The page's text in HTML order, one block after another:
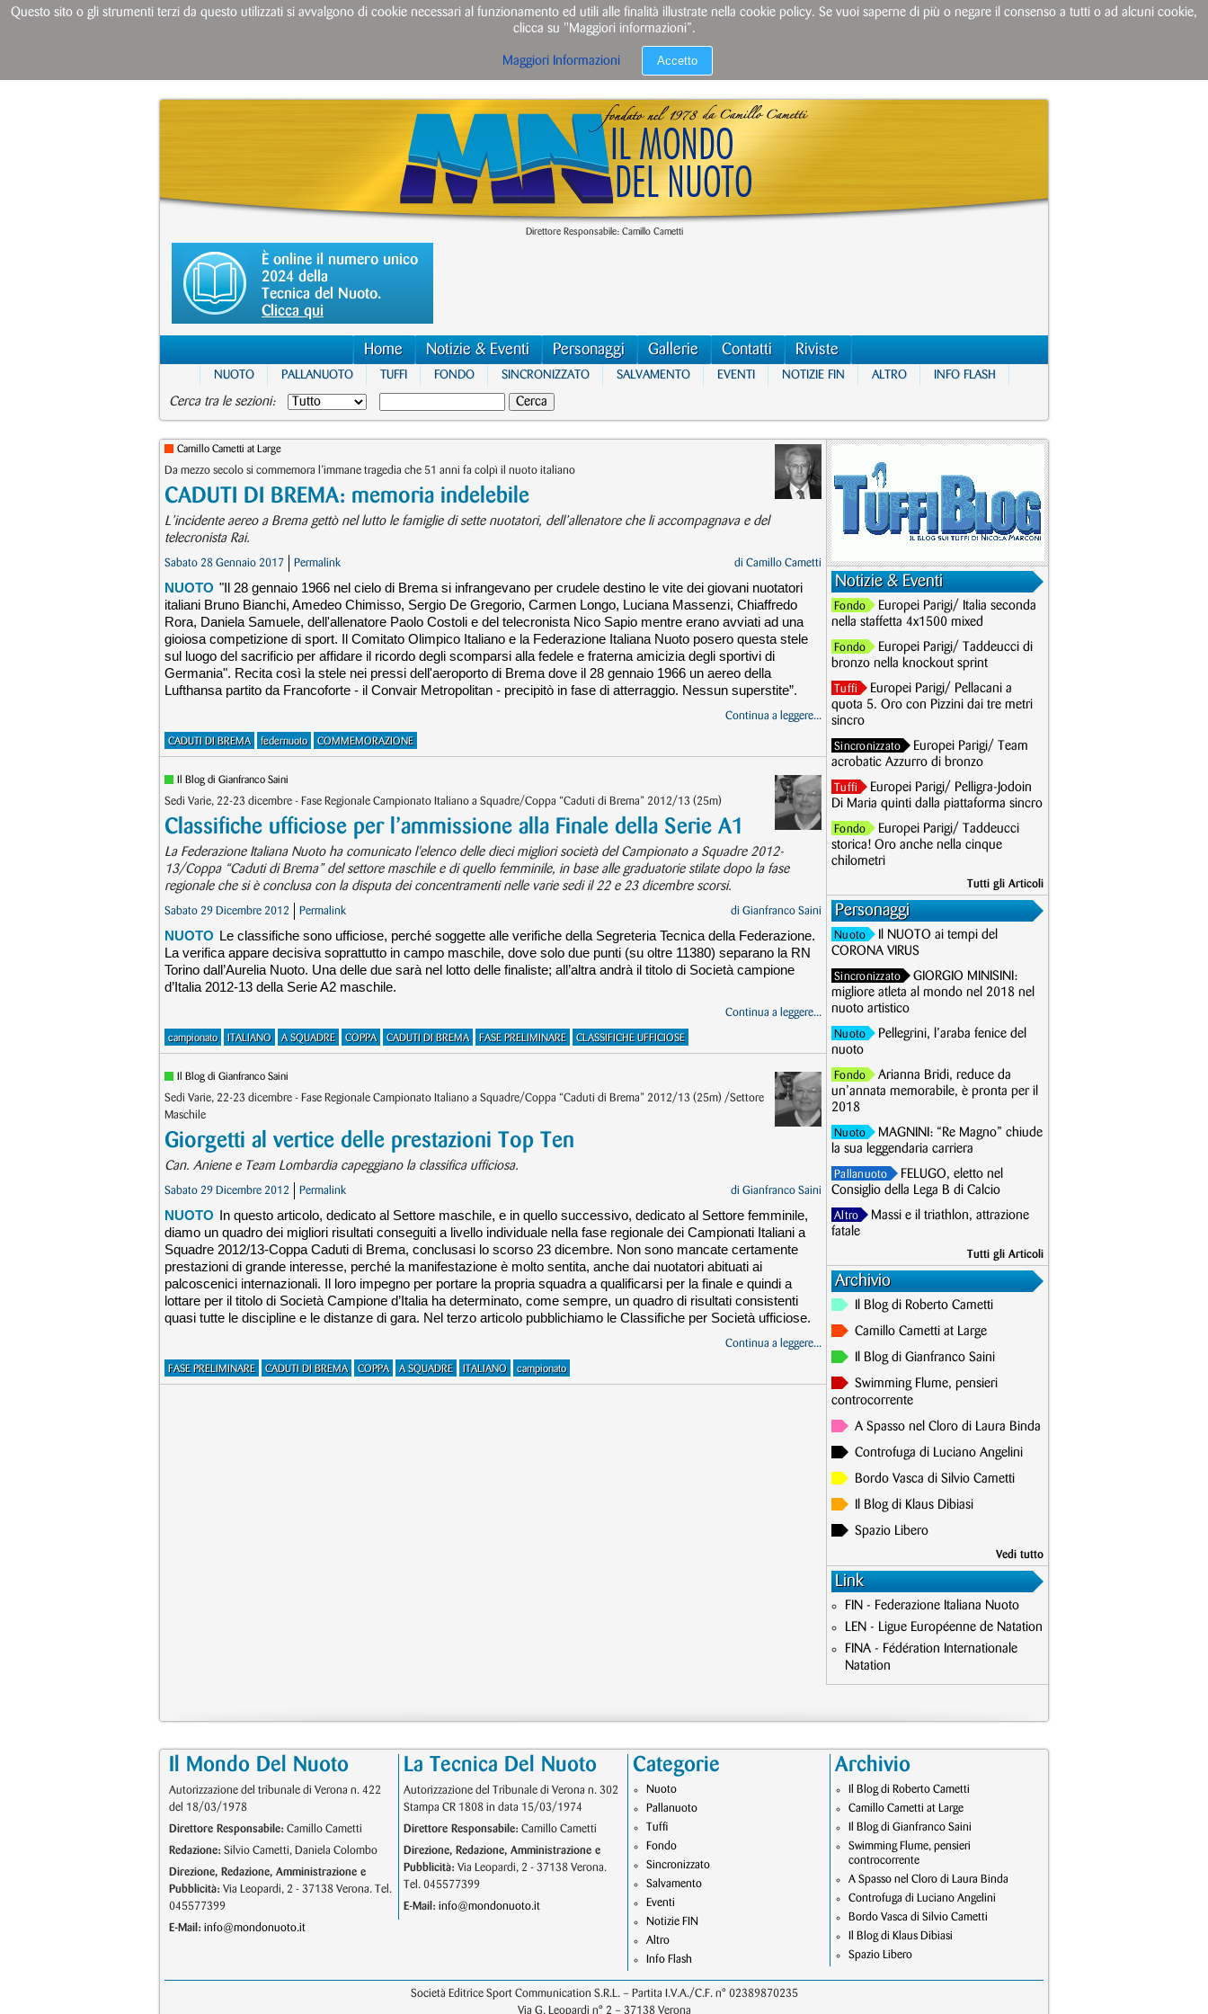
Direttore Responsabile: Camillo Cametti
È online il numero unico
2024 della
Tecnica del Nuoto.
Clicca qui
Home Notizie & Eventi Personaggi Gallerie Contatti Riviste
NUOTO PALLANUOTO TUFFI FONDO SINCRONIZZATO SALVAMENTO EVENTI NOTIZIE FIN ALTRO INFO FLASH
Cerca tra le sezioni:
Camillo Cametti at Large
Da mezzo secolo si commemora l’immane tragedia che 51 anni fa colpì il nuoto italiano
CADUTI DI BREMA: memoria indelebile
L’incidente aereo a Brema gettò nel lutto le famiglie di sette nuotatori, dell’allenatore che li accompagnava e del
telecronista Rai.
Sabato 28 Gennaio 2017 Permalink di Camillo Cametti
NUOTO "Il 28 gennaio 1966 nel cielo di Brema si infrangevano per crudele destino le vite dei giovani nuotatori
italiani Bruno Bianchi, Amedeo Chimisso, Sergio De Gregorio, Carmen Longo, Luciana Massenzi, Chiaffredo
Rora, Daniela Samuele, dell'allenatore Paolo Costoli e del telecronista Nico Sapio mentre erano avviati ad una
gioiosa competizione di sport. Il Comitato Olimpico Italiano e la Federazione Italiana Nuoto posero questa stele
sul luogo del sacrificio per affidare il ricordo degli scomparsi alla fedele e fraterna amicizia degli sportivi di
Germania". Recita così la stele nei pressi dell'aeroporto di Brema dove il 28 gennaio 1966 un aereo della
Lufthansa partito da Francoforte - il Convair Metropolitan - precipitò in fase di atterraggio. Nessun superstite”.
Continua a leggere...
CADUTI DI BREMA federnuoto COMMEMORAZIONE
Il Blog di Gianfranco Saini
Sedi Varie, 22-23 dicembre - Fase Regionale Campionato Italiano a Squadre/Coppa “Caduti di Brema” 2012/13 (25m)
Classifiche ufficiose per l’ammissione alla Finale della Serie A1
La Federazione Italiana Nuoto ha comunicato l'elenco delle dieci migliori società del Campionato a Squadre 2012-
13/Coppa “Caduti di Brema” del settore maschile e di quello femminile, in base alle graduatorie stilate dopo la fase
regionale che si è conclusa con la disputa dei concentramenti nelle varie sedi il 22 e 23 dicembre scorsi.
Sabato 29 Dicembre 2012 Permalink di Gianfranco Saini
NUOTO Le classifiche sono ufficiose, perché soggette alle verifiche della Segreteria Tecnica della Federazione.
La verifica appare decisiva soprattutto in campo maschile, dove solo due punti (su oltre 11380) separano la RN
Torino dall’Aurelia Nuoto. Una delle due sarà nel lotto delle finaliste; all’altra andrà il titolo di Società campione
d’Italia 2012-13 della Serie A2 maschile.
Continua a leggere...
campionato ITALIANO A SQUADRE COPPA CADUTI DI BREMA FASE PRELIMINARE CLASSIFICHE UFFICIOSE
Il Blog di Gianfranco Saini
Sedi Varie, 22-23 dicembre - Fase Regionale Campionato Italiano a Squadre/Coppa “Caduti di Brema” 2012/13 (25m) /Settore
Maschile
Giorgetti al vertice delle prestazioni Top Ten
Can. Aniene e Team Lombardia capeggiano la classifica ufficiosa.
Sabato 29 Dicembre 2012 Permalink di Gianfranco Saini
NUOTO In questo articolo, dedicato al Settore maschile, e in quello successivo, dedicato al Settore femminile,
diamo un quadro dei migliori risultati conseguiti a livello individuale nella fase regionale dei Campionati Italiani a
Squadre 2012/13-Coppa Caduti di Brema, conclusasi lo scorso 23 dicembre. Non sono mancate certamente
prestazioni di grande interesse, perché la manifestazione è molto sentita, anche dai nuotatori abituati ai
palcoscenici internazionali. Il loro impegno per portare la propria squadra a qualificarsi per la finale e quindi a
lottare per il titolo di Società Campione d’Italia ha determinato, come sempre, un quadro di risultati consistenti
quasi tutte le discipline e le distanze di gara. Nel terzo articolo pubblichiamo le Classifiche per Società ufficiose.
Continua a leggere...
FASE PRELIMINARE CADUTI DI BREMA COPPA A SQUADRE ITALIANO campionato
Notizie & Eventi
Fondo
Europei Parigi/ Italia seconda
nella staffetta 4x1500 mixed
Fondo
Europei Parigi/ Taddeucci di
bronzo nella knockout sprint
Tuffi
Europei Parigi/ Pellacani a
quota 5. Oro con Pizzini dai tre metri
sincro
Sincronizzato
Europei Parigi/ Team
acrobatic Azzurro di bronzo
Tuffi
Europei Parigi/ Pelligra-Jodoin
Di Maria quinti dalla piattaforma sincro
Fondo
Europei Parigi/ Taddeucci
storica! Oro anche nella cinque
chilometri
Tutti gli Articoli
Personaggi
Nuoto
Il NUOTO ai tempi del
CORONA VIRUS
Sincronizzato
GIORGIO MINISINI:
migliore atleta al mondo nel 2018 nel
nuoto artistico
Nuoto
Pellegrini, l’araba fenice del
nuoto
Fondo
Arianna Bridi, reduce da
un’annata memorabile, è pronta per il
2018
Nuoto
MAGNINI: “Re Magno” chiude
la sua leggendaria carriera
Pallanuoto
FELUGO, eletto nel
Consiglio della Lega B di Calcio
Altro
Massi e il triathlon, attrazione
fatale
Tutti gli Articoli
Archivio
Il Blog di Roberto Cametti
Camillo Cametti at Large
Il Blog di Gianfranco Saini
Swimming Flume, pensieri
controcorrente
A Spasso nel Cloro di Laura Binda
Controfuga di Luciano Angelini
Bordo Vasca di Silvio Cametti
Il Blog di Klaus Dibiasi
Spazio Libero
Vedi tutto
Link
FIN - Federazione Italiana Nuoto
LEN - Ligue Européenne de Natation
FINA - Fédération Internationale
Natation
Il Mondo Del Nuoto
Autorizzazione del tribunale di Verona n. 422
del 18/03/1978
Direttore Responsabile: Camillo Cametti
Redazione: Silvio Cametti, Daniela Colombo
Direzione, Redazione, Amministrazione e
Pubblicità: Via Leopardi, 2 - 37138 Verona. Tel.
045577399
E-Mail: info@mondonuoto.it
La Tecnica Del Nuoto
Autorizzazione del Tribunale di Verona n. 302
Stampa CR 1808 in data 15/03/1974
Direttore Responsabile: Camillo Cametti
Direzione, Redazione, Amministrazione e
Pubblicità: Via Leopardi, 2 - 37138 Verona.
Tel. 045577399
E-Mail: info@mondonuoto.it
Categorie
Nuoto
Pallanuoto
Tuffi
Fondo
Sincronizzato
Salvamento
Eventi
Notizie FIN
Altro
Info Flash
Archivio
Il Blog di Roberto Cametti
Camillo Cametti at Large
Il Blog di Gianfranco Saini
Swimming Flume, pensieri
controcorrente
A Spasso nel Cloro di Laura Binda
Controfuga di Luciano Angelini
Bordo Vasca di Silvio Cametti
Il Blog di Klaus Dibiasi
Spazio Libero
Società Editrice Sport Communication S.R.L. – Partita I.V.A./C.F. n° 02389870235
Via G. Leopardi n° 2 – 37138 Verona
Questo sito o gli strumenti terzi da questo utilizzati si avvalgono di cookie necessari al funzionamento ed utili alle finalità illustrate nella cookie policy. Se vuoi saperne di più o negare il consenso a tutti o ad alcuni cookie,
clicca su "Maggiori informazioni”.
Maggiori Informazioni Accetto